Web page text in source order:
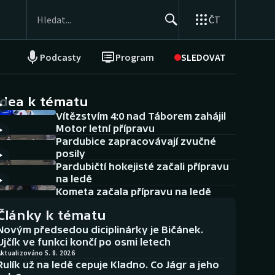
ČT
Podcasty Program SLEDOVAT
NEPŘEHLÉDNĚTE
Historické návraty
Aplikace ČT sport
AZ kvíz
k tématu
Vítězstvím 4:0 nad Táborem zahájil
Motor letní přípravu
Pardubice zapracovávají zvučné
posily
Pardubičtí hokejisté začali přípravu
na ledě
Kometa začala přípravu na ledě
k tématu
předsedou diciplinárky je Bičánek.
ve funkci končí po osmi letech
5. 8. 2026
už na ledě cepuje Kladno. Co Jágr a jeho